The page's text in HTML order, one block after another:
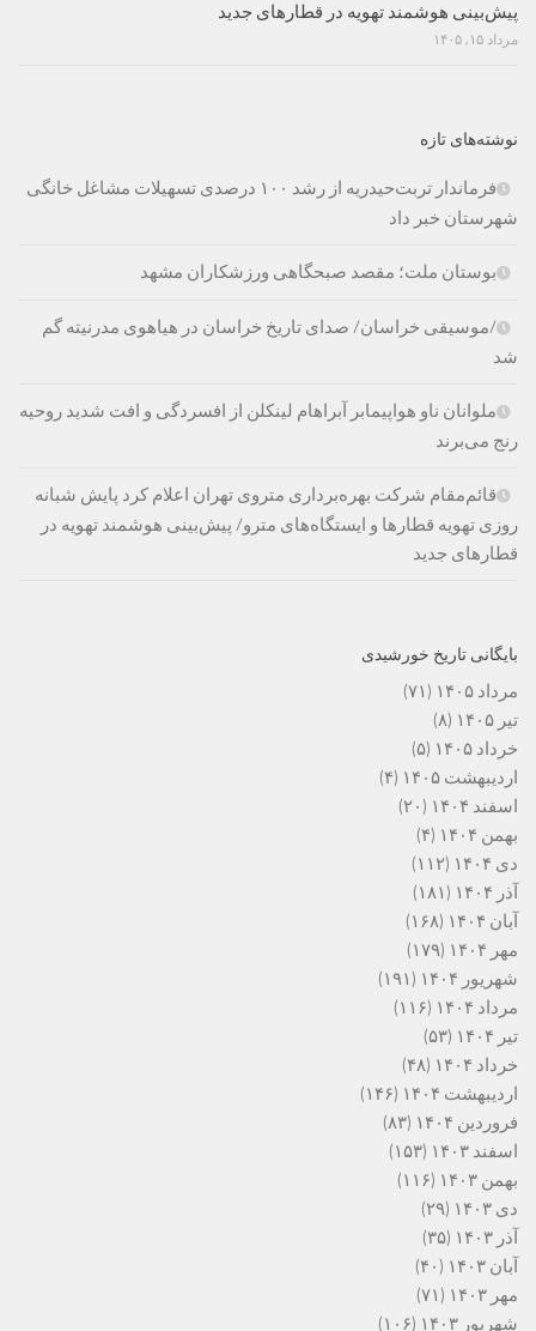
پیش‌بینی هوشمند تهویه در قطارهای جدید
مرداد ۱۵, ۱۴۰۵
نوشته‌های تازه
فرماندار تربت‌حیدریه از رشد ۱۰۰ درصدی تسهیلات مشاغل خانگی
شهرستان خبر داد
بوستان ملت؛ مقصد صبحگاهی ورزشکاران مشهد
/موسیقی خراسان/ صدای تاریخ خراسان در هیاهوی مدرنیته گم
شد
ملوانان ناو هواپیمابر آبراهام لینکلن از افسردگی و افت شدید روحیه
رنج می‌برند
قائم‌مقام شرکت بهره‌برداری متروی تهران اعلام کرد پایش شبانه
روزی تهویه قطارها و ایستگاه‌های مترو/ پیش‌بینی هوشمند تهویه در
قطارهای جدید
بایگانی تاریخ خورشیدی
مرداد ۱۴۰۵
(۷۱)
تیر ۱۴۰۵
(۸)
خرداد ۱۴۰۵
(۵)
اردیبهشت ۱۴۰۵
(۴)
اسفند ۱۴۰۴
(۲۰)
بهمن ۱۴۰۴
(۴)
دی ۱۴۰۴
(۱۱۲)
آذر ۱۴۰۴
(۱۸۱)
آبان ۱۴۰۴
(۱۶۸)
مهر ۱۴۰۴
(۱۷۹)
شهریور ۱۴۰۴
(۱۹۱)
مرداد ۱۴۰۴
(۱۱۶)
تیر ۱۴۰۴
(۵۳)
خرداد ۱۴۰۴
(۴۸)
اردیبهشت ۱۴۰۴
(۱۴۶)
فروردین ۱۴۰۴
(۸۳)
اسفند ۱۴۰۳
(۱۵۳)
بهمن ۱۴۰۳
(۱۱۶)
دی ۱۴۰۳
(۲۹)
آذر ۱۴۰۳
(۳۵)
آبان ۱۴۰۳
(۴۰)
مهر ۱۴۰۳
(۷۱)
شهریور ۱۴۰۳
(۱۰۶)